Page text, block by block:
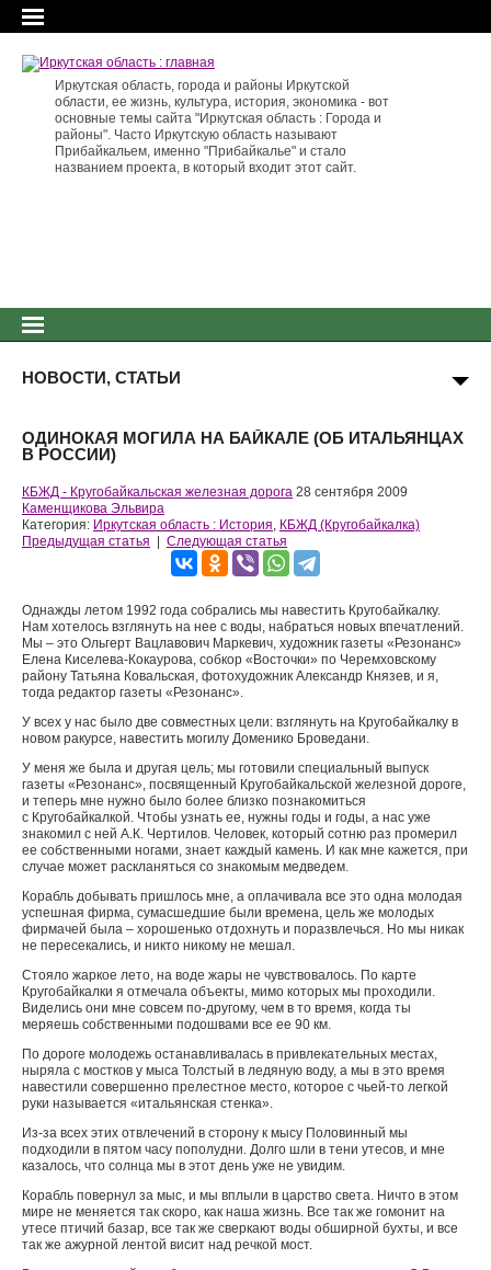
Иркутская область, города и районы Иркутской
области, ее жизнь, культура, история, экономика - вот
основные темы сайта "Иркутская область : Города и
районы". Часто Иркутскую область называют
Прибайкальем, именно "Прибайкалье" и стало
названием проекта, в который входит этот сайт.
НОВОСТИ, СТАТЬИ
ОДИНОКАЯ МОГИЛА НА БАЙКАЛЕ (ОБ ИТАЛЬЯНЦАХ
В РОССИИ)
КБЖД - Кругобайкальская железная дорога 28 сентября 2009
Каменщикова Эльвира
Категория: Иркутская область : История, КБЖД (Кругобайкалка)
Предыдущая статья
Следующая статья
Однажды летом 1992 года собрались мы навестить Кругобайкалку.
Нам хотелось взглянуть на нее с воды, набраться новых впечатлений.
Мы – это Ольгерт Вацлавович Маркевич, художник газеты «Резонанс»
Елена Киселева-Кокаурова, собкор «Восточки» по Черемховскому
району Татьяна Ковальская, фотохудожник Александр Князев, и я,
тогда редактор газеты «Резонанс».
У всех у нас было две совместных цели: взглянуть на Кругобайкалку в
новом ракурсе, навестить могилу Доменико Броведани.
У меня же была и другая цель; мы готовили специальный выпуск
газеты «Резонанс», посвященный Кругобайкальской железной дороге,
и теперь мне нужно было более близко познакомиться
с Кругобайкалкой. Чтобы узнать ее, нужны годы и годы, а нас уже
знакомил с ней А.К. Чертилов. Человек, который сотню раз промерил
ее собственными ногами, знает каждый камень. И как мне кажется, при
случае может раскланяться со знакомым медведем.
Корабль добывать пришлось мне, а оплачивала все это одна молодая
успешная фирма, сумасшедшие были времена, цель же молодых
фирмачей была – хорошенько отдохнуть и поразвлечься. Но мы никак
не пересекались, и никто никому не мешал.
Стояло жаркое лето, на воде жары не чувствовалось. По карте
Кругобайкалки я отмечала объекты, мимо которых мы проходили.
Виделись они мне совсем по-другому, чем в то время, когда ты
меряешь собственными подошвами все ее 90 км.
По дороге молодежь останавливалась в привлекательных местах,
ныряла с мостков у мыса Толстый в ледяную воду, а мы в это время
навестили совершенно прелестное место, которое с чьей-то легкой
руки называется «итальянская стенка».
Из-за всех этих отвлечений в сторону к мысу Половинный мы
подходили в пятом часу пополудни. Долго шли в тени утесов, и мне
казалось, что солнца мы в этот день уже не увидим.
Корабль повернул за мыс, и мы вплыли в царство света. Ничто в этом
мире не меняется так скоро, как наша жизнь. Все так же гомонит на
утесе птичий базар, все так же сверкают воды обширной бухты, и все
так же ажурной лентой висит над речкой мост.